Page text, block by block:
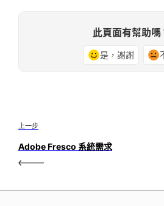
此頁面有幫助嗎
是，謝謝
上一步
Adobe Fresco 系統需求